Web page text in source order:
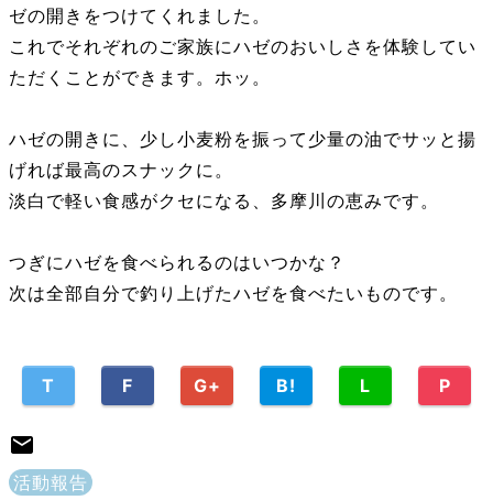
ゼの開きをつけてくれました。
これでそれぞれのご家族にハゼのおいしさを体験してい
ただくことができます。ホッ。
ハゼの開きに、少し小麦粉を振って少量の油でサッと揚
げれば最高のスナックに。
淡白で軽い食感がクセになる、多摩川の恵みです。
つぎにハゼを食べられるのはいつかな？
次は全部自分で釣り上げたハゼを食べたいものです。
T F G+ B! L P
活動報告